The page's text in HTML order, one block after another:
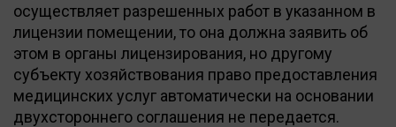
осуществляет разрешенных работ в указанном в
лицензии помещении, то она должна заявить об
этом в органы лицензирования, но другому
субъекту хозяйствования право предоставления
медицинских услуг автоматически на основании
двухстороннего соглашения не передается.